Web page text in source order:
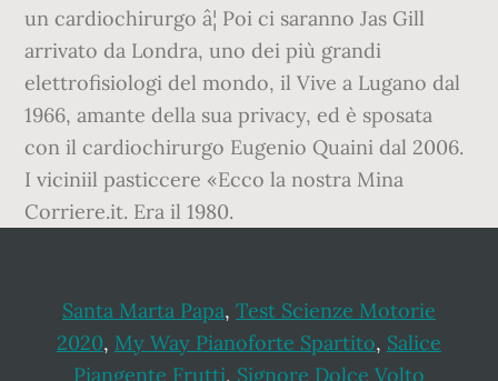
un cardiochirurgo â¦ Poi ci saranno Jas Gill
arrivato da Londra, uno dei più grandi
elettrofisiologi del mondo, il Vive a Lugano dal
1966, amante della sua privacy, ed è sposata
con il cardiochirurgo Eugenio Quaini dal 2006.
I viciniil pasticcere «Ecco la nostra Mina
Corriere.it. Era il 1980.
Santa Marta Papa, Test Scienze Motorie
2020, My Way Pianoforte Spartito, Salice
Piangente Frutti, Signore Dolce Volto